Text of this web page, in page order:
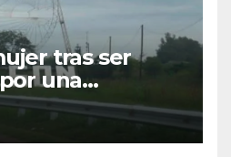
tras ser
una
Nelson